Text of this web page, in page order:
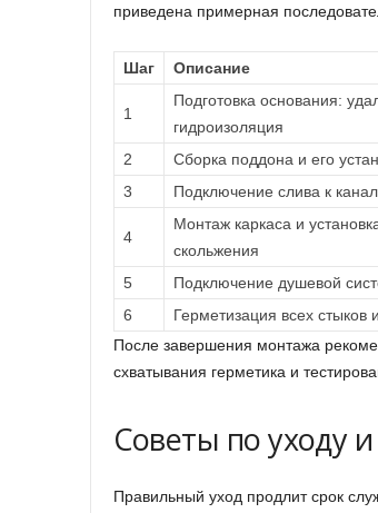
приведена примерная
Шаг Описание
1
Подготовка основания:
гидроизоляция
2
Сборка поддона и его
3
Подключение слива к
4
Монтаж каркаса и
скольжения
5
Подключение душевой
6
Герметизация всех стыков
После завершения монтажа
схватывания герметика и
Советы по уходу
Правильный уход продлит срок